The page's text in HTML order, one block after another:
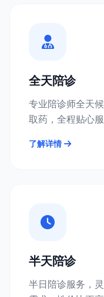
全天陪诊
专业陪诊师全天
取药，全程贴心
了解详情
半天陪诊
半日陪诊服务，